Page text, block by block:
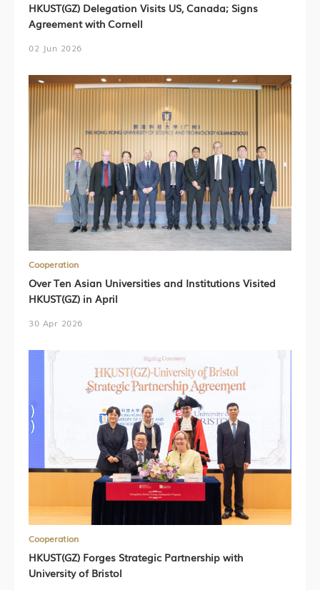
HKUST(GZ) Delegation Visits US, Canada; Signs
Agreement with Cornell
02 Jun 2026
Cooperation
Over Ten Asian Universities and Institutions Visited
HKUST(GZ) in April
30 Apr 2026
Cooperation
HKUST(GZ) Forges Strategic Partnership with
University of Bristol